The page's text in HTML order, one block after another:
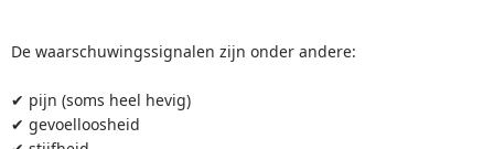
De waarschuwingssignalen zijn onder andere:
✔ pijn (soms heel hevig)
✔ gevoelloosheid